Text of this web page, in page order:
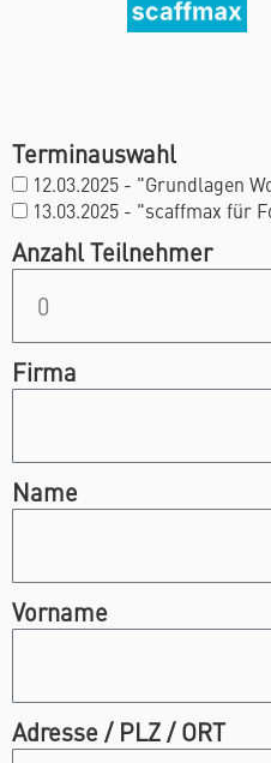
Terminauswahl
12.03.2025 - "Grundlagen
13.03.2025 - "scaffmax für
Anzahl Teilnehmer
Firma
Name
Vorname
Adresse / PLZ / ORT